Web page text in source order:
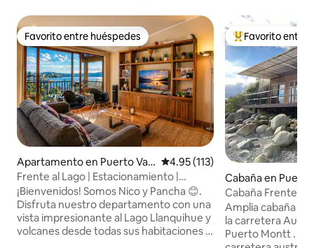
Favorito entre huéspedes
Favorito entre huéspedes
Apartamento en Puerto Var
as
Calificación promedio: 4.95 de
4.95 (113)
Frente al Lago | Estacionamiento |
Puerto Varas
¡Bienvenidos! Somos Nico y Pancha 😊.
Disfruta nuestro departamento con una
vista impresionante al Lago Llanquihue y
volcanes desde todas sus habitaciones y
Favorito entre
Favorito entre
Cabaña en
Cabaña Frente al
Amplia cabaña
la carretera
Puerto Montt .